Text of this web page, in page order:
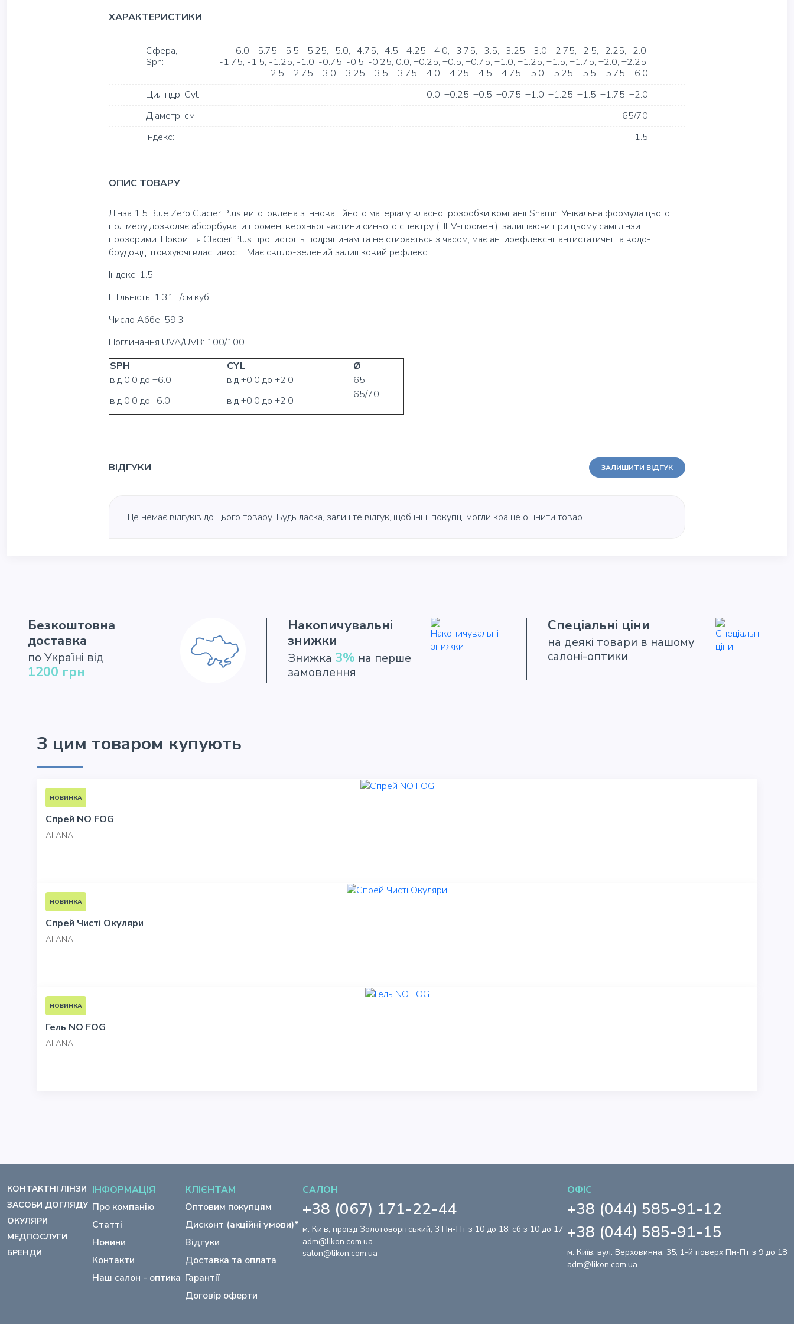
ХАРАКТЕРИСТИКИ
Сфера,
Sph:
-6.0 -5.75 -5.5 -5.25 -5.0 -4.75 -4.5 -4.25 -4.0 -3.75 -3.5 -3.25 -3.0 -2.75 -2.5 -2.25 -2.0
-1.75 -1.5 -1.25 -1.0 -0.75 -0.5 -0.25 0.0 +0.25 +0.5 +0.75 +1.0 +1.25 +1.5 +1.75 +2.0 +2.25
+2.5 +2.75 +3.0 +3.25 +3.5 +3.75 +4.0 +4.25 +4.5 +4.75 +5.0 +5.25 +5.5 +5.75 +6.0
Циліндр, Cyl:
0.0 +0.25 +0.5 +0.75 +1.0 +1.25 +1.5 +1.75 +2.0
Діаметр, см:
65/70
Індекс:
1.5
ОПИС ТОВАРУ
Лінза 1.5 Blue Zero Glacier Plus виготовлена з інноваційного матеріалу власної розробки компанії Shamir. Унікальна формула цього
полімеру дозволяє абсорбувати промені верхньої частини синього спектру (HEV-промені), залишаючи при цьому самі лінзи
прозорими. Покриття Glacier Plus протистоїть подряпинам та не стирається з часом, має антирефлексні, антистатичні та водо-
брудовідштовхуючі властивості. Має світло-зелений залишковий рефлекс.
Індекс: 1.5
Щільність: 1.31 г/см.куб
Число Аббе: 59,3
Поглинання UVA/UVB: 100/100
SPH
CYL
Ø
від 0.0 до +6.0
від +0.0 до +2.0
65
від 0.0 до -6.0
від +0.0 до +2.0 65/70
ВІДГУКИ ЗАЛИШИТИ ВІДГУК
Ще немає відгуків до цього товару. Будь ласка, залиште відгук, щоб інші покупці могли краще оцінити товар.
Безкоштовна
доставка
по Україні від
1200 грн
Накопичувальні
знижки
Знижка 3% на перше
замовлення
Спеціальні ціни
на деякі товари в нашому
салоні-оптики
З цим товаром купують
НОВИНКА
Спрей NO FOG
ALANA
НОВИНКА
Спрей Чисті Окуляри
ALANA
НОВИНКА
Гель NO FOG
ALANA
КОНТАКТНІ ЛІНЗИ
ЗАСОБИ ДОГЛЯДУ
ОКУЛЯРИ
МЕДПОСЛУГИ
БРЕНДИ
ІНФОРМАЦІЯ
Про компанію
Статті
Новини
Контакти
Наш салон - оптика
КЛІЄНТАМ
Оптовим покупцям
Дисконт (акційні умови)*
Відгуки
Доставка та оплата
Гарантії
Договір оферти
САЛОН
+38 (067) 171-22-44
м. Київ, проїзд Золотоворітський, 3 Пн-Пт з 10 до 18, сб з 10 до 17
adm@likon.com.ua
salon@likon.com.ua
ОФІС
+38 (044) 585-91-12
+38 (044) 585-91-15
м. Київ, вул. Верховинна, 35, 1-й поверх Пн-Пт з 9 до 18
adm@likon.com.ua